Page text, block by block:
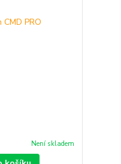
Není skladem